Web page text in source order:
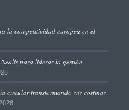
la competitividad europea en el
para liderar la gestión
circular transformando sus cortinas